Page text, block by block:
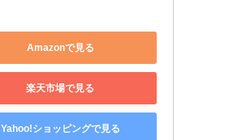
Amazonで見る
楽天市場で見る
Yahoo!ショッピングで見る